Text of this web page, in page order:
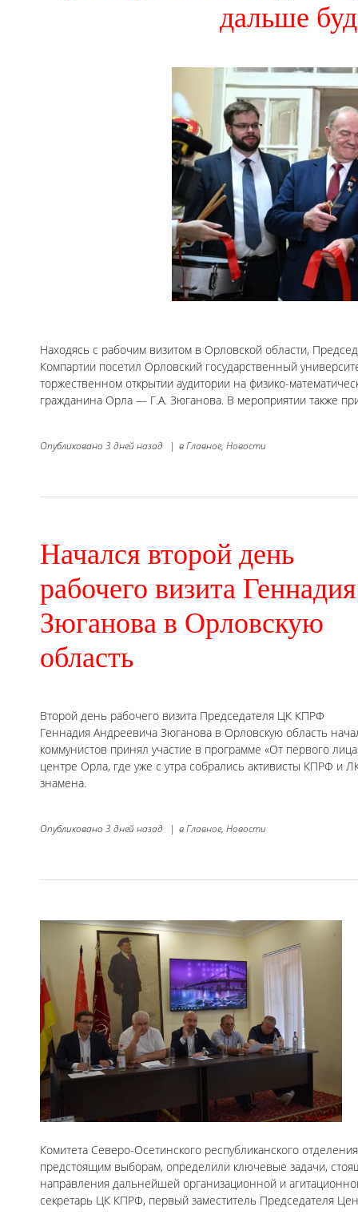
дальше
Находясь с рабочим визитом в Орловской области,
Компартии посетил Орловский государственный
торжественном открытии аудитории на физико-
гражданина Орла — Г.А. Зюганова. В мероприятии также
Опубликовано 3 дней назад | вГлавное, Новости
Начался второй день
рабочего визита Геннадия
Зюганова в Орловскую
область
Второй день рабочего визита Председателя ЦК КПРФ
Геннадия Андреевича Зюганова в Орловскую область
коммунистов принял участие в программе «От первого
центре Орла, где уже с утра собрались активисты КПРФ
знамена.
Опубликовано 3 дней назад | вГлавное, Новости
Комитета Северо-Осетинского республиканского
предстоящим выборам, определили ключевые задачи,
направления дальнейшей организационной и
секретарь ЦК КПРФ, первый заместитель Председателя